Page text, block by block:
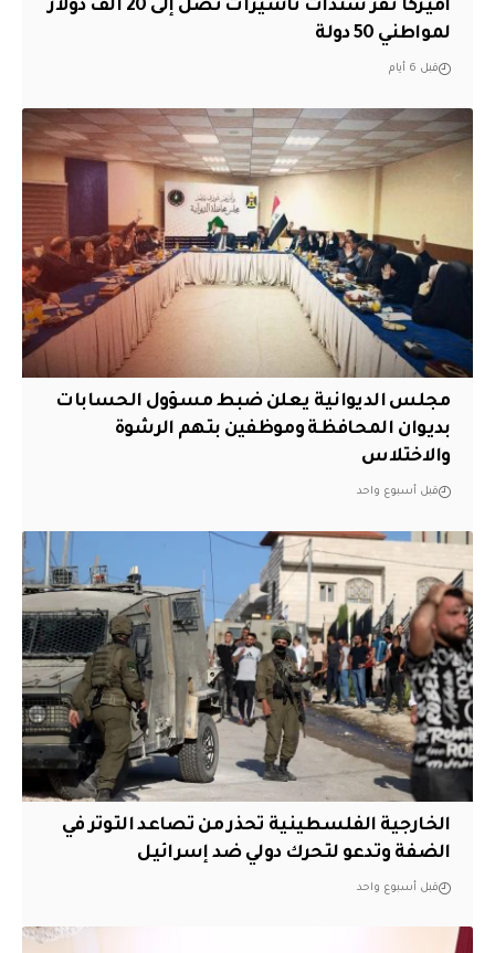
أميركا تقر سندات تأشيرات تصل إلى 20 ألف دولار
لمواطني 50 دولة
قبل 6 أيام
مجلس الديوانية يعلن ضبط مسؤول الحسابات
بديوان المحافظة وموظفين بتهم الرشوة
والاختلاس
قبل أسبوع واحد
الخارجية الفلسطينية تحذر من تصاعد التوتر في
الضفة وتدعو لتحرك دولي ضد إسرائيل
قبل أسبوع واحد